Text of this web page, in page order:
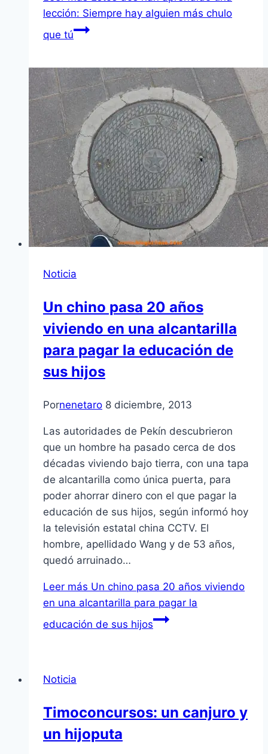
lección: Siempre hay alguien más chulo
que tú
Noticia
Un chino pasa 20 años
viviendo en una alcantarilla
para pagar la educación de
sus hijos
Pornenetaro 8 diciembre, 2013
Las autoridades de Pekín descubrieron
que un hombre ha pasado cerca de dos
décadas viviendo bajo tierra, con una tapa
de alcantarilla como única puerta, para
poder ahorrar dinero con el que pagar la
educación de sus hijos, según informó hoy
la televisión estatal china CCTV. El
hombre, apellidado Wang y de 53 años,
quedó arruinado…
Leer más Un chino pasa 20 años viviendo
en una alcantarilla para pagar la
educación de sus hijos
Noticia
Timoconcursos: un canjuro y
un hijoputa